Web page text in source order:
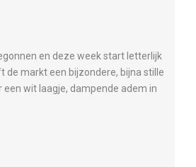
en deze week start letterlijk
de markt een bijzondere, bijna stille
een wit laagje, dampende adem in